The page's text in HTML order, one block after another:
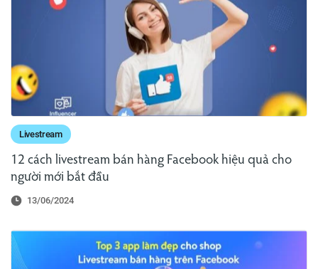
Livestream
12 cách livestream bán hàng Facebook hiệu quả cho
người mới bắt đầu
13/06/2024